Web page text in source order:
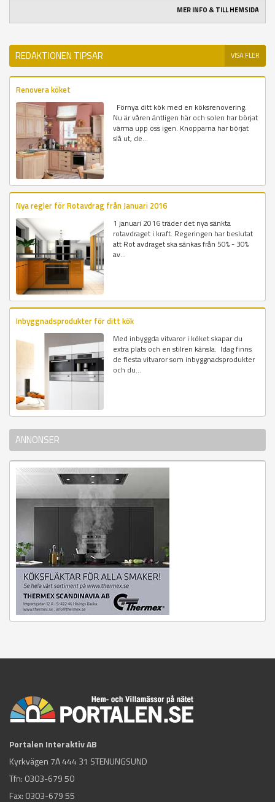
MER INFO & TILL HEMSIDA
REDAKTIONEN TIPSAR VISA FLER
Renovera köket
Förnya ditt kök med en köksrenovering.
Nu är våren äntligen här och solen har börjat
värma upp oss igen. Knopparna har börjat
slå ut, de...
Nya regler för Rotavdrag från Januari 2016
1 januari 2016 träder det nya sänkta
rotavdraget i kraft. Regeringen har beslutat
att Rot avdraget ska sänkas från 50% - 30%
av...
Inbyggnadsprodukter för ditt kök
Med inbyggda vitvaror i köket skapar du
extra plats och en stilren känsla. Idag finns
de flesta vitvaror som inbyggnadsprodukter
och du...
ANNONSER
Portalen Interaktiv AB
Kyrkvägen 7A 444 31 STENUNGSUND
Tfn: 0303-679 50
Fax: 0303-679 55